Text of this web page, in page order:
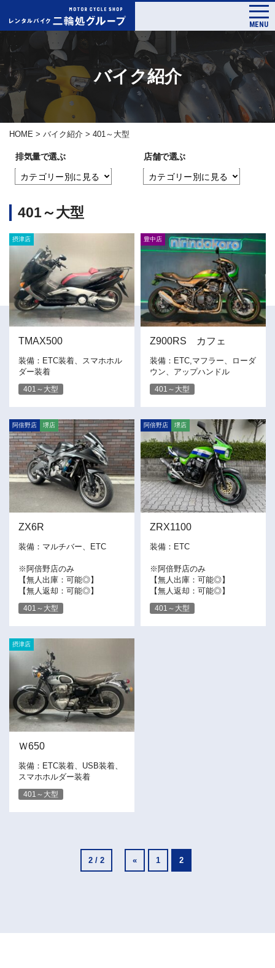
MENU
バイク紹介
HOME > バイク紹介 > 401～大型
排気量で選ぶ 店舗で選ぶ
401～大型
摂津店
TMAX500
装備：ETC装着、スマホホル
ダー装着
401～大型
豊中店
Z900RS カフェ
装備：ETC,マフラー、ローダ
ウン、アップハンドル
401～大型
阿倍野店 堺店
ZX6R
装備：マルチバー、ETC
※阿倍野店のみ
【無人出庫：可能◎】
【無人返却：可能◎】
401～大型
阿倍野店 堺店
ZRX1100
装備：ETC
※阿倍野店のみ
【無人出庫：可能◎】
【無人返却：可能◎】
401～大型
摂津店
Ｗ650
装備：ETC装着、USB装着、
スマホホルダー装着
401～大型
2 / 2 « 1 2
お客様の声
お知らせ
スタッフブログ
English Site
お問い合わせ
WEB予約